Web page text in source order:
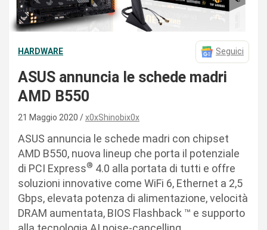
HARDWARE Seguici
ASUS annuncia le schede madri
AMD B550
21 Maggio 2020 x0xShinobix0x
ASUS annuncia le schede madri con chipset
AMD B550, nuova lineup che porta il potenziale
di PCI Express® 4.0 alla portata di tutti e offre
soluzioni innovative come WiFi 6, Ethernet a 2,5
Gbps, elevata potenza di alimentazione, velocità
DRAM aumentata, BIOS Flashback ™ e supporto